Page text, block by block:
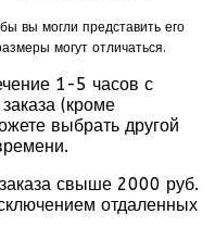
вы могли представить его
могут отличаться.
1-5 часов с
(кроме
выбрать другой
свыше 2000 руб.
отдаленных